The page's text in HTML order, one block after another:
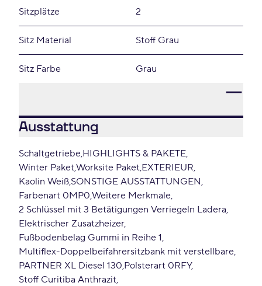
Sitzplätze 2
Sitz Material Stoff Grau
Sitz Farbe Grau
Ausstattung
Schaltgetriebe HIGHLIGHTS & PAKETE
Winter PaketWorksite Paket EXTERIEUR
Kaolin Weiß SONSTIGE AUSSTATTUNGEN
Farbenart 0MP0 Weitere Merkmale
2 Schlüssel mit 3 Betätigungen Verriegeln Ladera
Elektrischer Zusatzheizer
Fußbodenbelag Gummi in Reihe 1
Multiflex-Doppelbeifahrersitzbank mit verstellbare
PARTNER XL Diesel 130 Polsterart 0RFY
Stoff Curitiba Anthrazit